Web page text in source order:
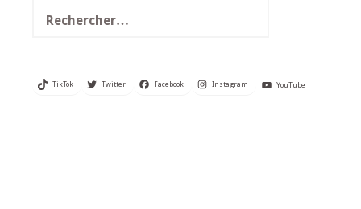
TikTok Twitter Facebook Instagram YouTube